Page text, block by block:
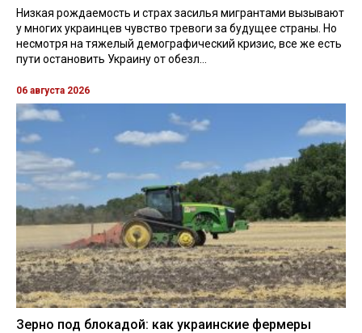
Низкая рождаемость и страх засилья мигрантами вызывают
у многих украинцев чувство тревоги за будущее страны. Но
несмотря на тяжелый демографический кризис, все же есть
пути остановить Украину от обезл...
06 августа 2026
Зерно под блокадой: как украинские фермеры